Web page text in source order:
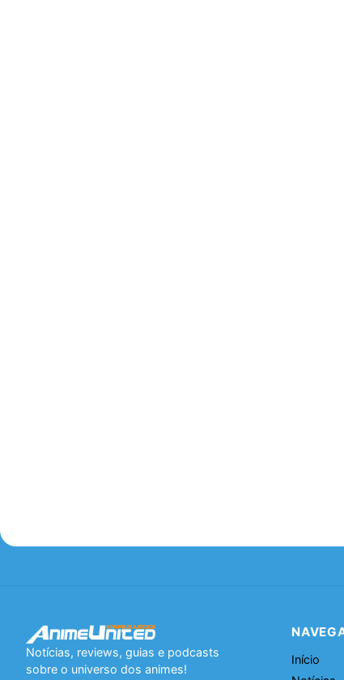
Notícias, reviews, guias e podcasts
sobre o universo dos animes!
Início